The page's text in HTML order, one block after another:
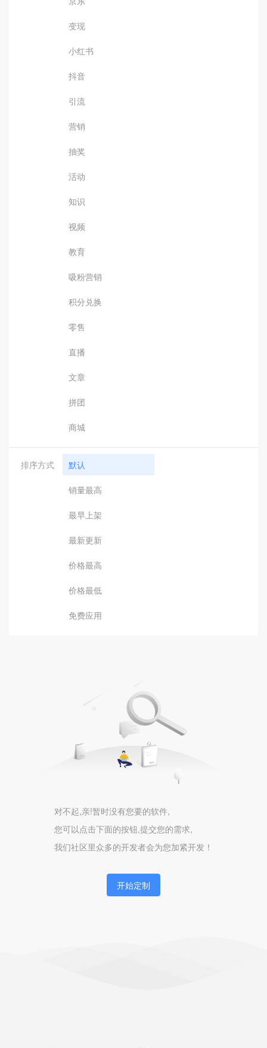
变现
小红书
抖音
引流
营销
抽奖
活动
知识
视频
教育
吸粉营销
积分兑换
零售
直播
文章
拼团
商城
排序方式 默认
销量最高
最早上架
最新更新
价格最高
价格最低
免费应用
对不起,亲!暂时没有您要的软件,
您可以点击下面的按钮,提交您的需求,
我们社区里众多的开发者会为您加紧开发！
开始定制